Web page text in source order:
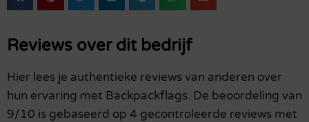
Reviews over dit bedrijf
Hier lees je authentieke reviews van anderen over
hun ervaring met Backpackflags. De beoordeling van
9/10 is gebaseerd op 4 gecontroleerde reviews met